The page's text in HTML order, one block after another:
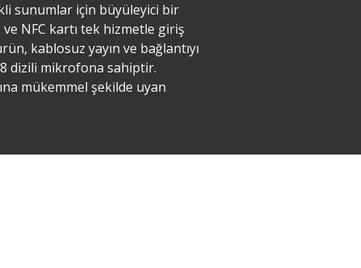
sunumlar için büyüleyici bir
NFC kartı tek hizmetle giriş
kablosuz yayın ve bağlantıyı
dizili mikrofona sahiptir.
mükemmel şekilde uyan